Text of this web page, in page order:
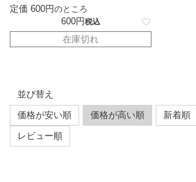
定価 600 のところ
600 税込
在庫切れ
並び替え
価格が安い順
価格が高い順 新着順
レビュー順